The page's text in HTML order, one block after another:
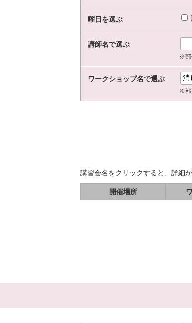
曜日を選ぶ
講師名で選ぶ
※部
ワークショップ名で選ぶ
※部
講習会名をクリックすると、詳細
開催場所